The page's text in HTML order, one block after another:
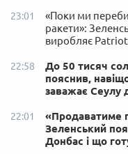
23:01
«Поки ми
ракети»:
виробляє Patriot
22:58
До 50 тисяч
пояснив,
заважає Сеулу
22:01
«Продаватиме
Зеленський
Донбас і що